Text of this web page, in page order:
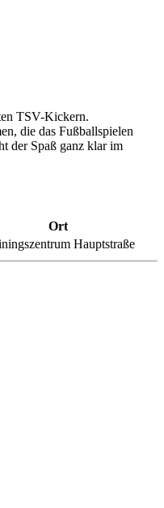
TSV-Kickern.
die das Fußballspielen
der Spaß ganz klar im
Ort
Hauptstraße